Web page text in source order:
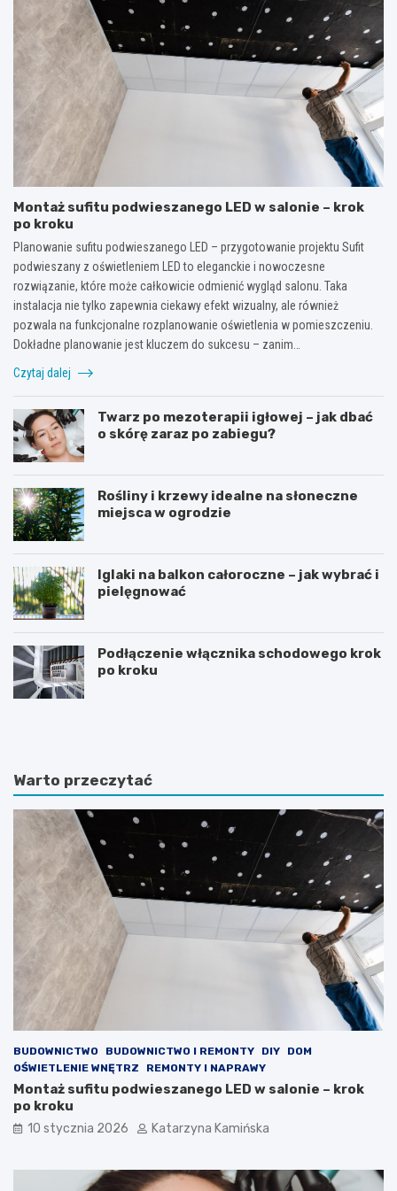
Montaż sufitu podwieszanego LED w salonie – krok
po kroku
Planowanie sufitu podwieszanego LED – przygotowanie projektu Sufit
podwieszany z oświetleniem LED to eleganckie i nowoczesne
rozwiązanie, które może całkowicie odmienić wygląd salonu. Taka
instalacja nie tylko zapewnia ciekawy efekt wizualny, ale również
pozwala na funkcjonalne rozplanowanie oświetlenia w pomieszczeniu.
Dokładne planowanie jest kluczem do sukcesu – zanim…
Czytaj dalej
Twarz po mezoterapii igłowej – jak dbać
o skórę zaraz po zabiegu?
Rośliny i krzewy idealne na słoneczne
miejsca w ogrodzie
Iglaki na balkon całoroczne – jak wybrać i
pielęgnować
Podłączenie włącznika schodowego krok
po kroku
R
n
y
d
c
z
k
e
,
ó
r
e
p
p
r
w
C
e
t
a
e
p
o
c
w
l
c
e
z
y
s
k
Warto przeczytać
BUDOWNICTWO BUDOWNICTWO I REMONTY DIY
DOM
OŚWIETLENIE WNĘTRZ
REMONTY I NAPRAWY
Montaż sufitu podwieszanego LED w salonie – krok
po kroku
10 stycznia 2026 Katarzyna Kamińska